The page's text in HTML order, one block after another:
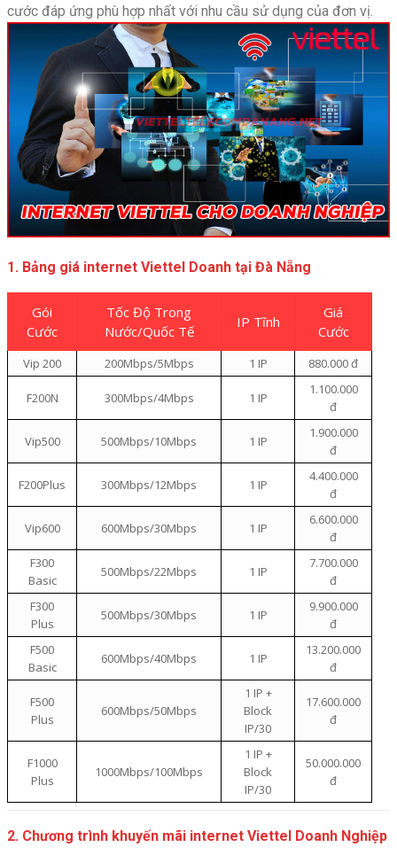
cước đáp ứng phù hợp nhất với nhu cầu sử dụng của đơn vị.
1. Bảng giá internet Viettel Doanh tại Đà Nẵng
Gói
Cước
Tốc Độ Trong
Nước/Quốc Tế
IP Tĩnh
Giá
Cước
Vip 200 200Mbps/5Mbps 1 IP 880.000 đ
F200N 300Mbps/4Mbps 1 IP
1.100.000
đ
Vip500 500Mbps/10Mbps 1 IP
1.900.000
đ
F200Plus 300Mbps/12Mbps 1 IP
4.400.000
đ
Vip600 600Mbps/30Mbps 1 IP
6.600.000
đ
F300
Basic
500Mbps/22Mbps 1 IP
7.700.000
đ
F300
Plus
500Mbps/30Mbps 1 IP
9.900.000
đ
F500
Basic
600Mbps/40Mbps 1 IP
13.200.000
đ
F500
Plus
600Mbps/50Mbps
1 IP +
Block
IP/30
17.600.000
đ
F1000
Plus
1000Mbps/100Mbps
1 IP +
Block
IP/30
50.000.000
đ
2. Chương trình khuyến mãi internet Viettel Doanh Nghiệp